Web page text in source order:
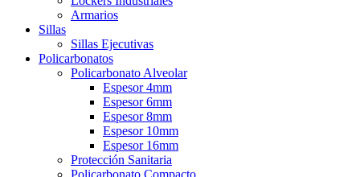
Armarios
Sillas
Sillas Ejecutivas
Policarbonatos
Policarbonato Alveolar
Espesor 4mm
Espesor 6mm
Espesor 8mm
Espesor 10mm
Espesor 16mm
Protección Sanitaria